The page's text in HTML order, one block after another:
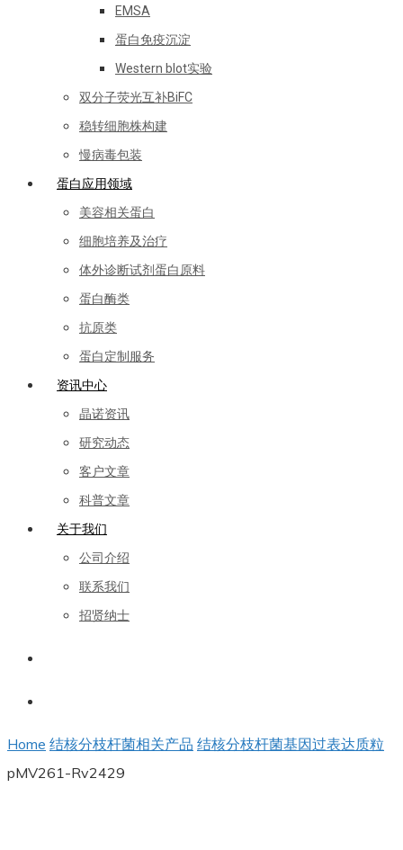
EMSA
蛋白免疫沉淀
Western blot实验
双分子荧光互补BiFC
稳转细胞株构建
慢病毒包装
蛋白应用领域
美容相关蛋白
细胞培养及治疗
体外诊断试剂蛋白原料
蛋白酶类
抗原类
蛋白定制服务
资讯中心
晶诺资讯
研究动态
客户文章
科普文章
关于我们
公司介绍
联系我们
招贤纳士
Home 结核分枝杆菌相关产品 结核分枝杆菌基因过表达质粒
pMV261-Rv2429